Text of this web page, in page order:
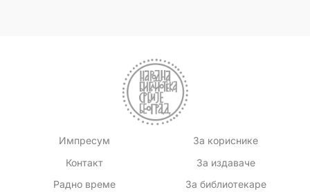
Импресум
Контакт
Радно време
За кориснике
За издаваче
За библиотекаре